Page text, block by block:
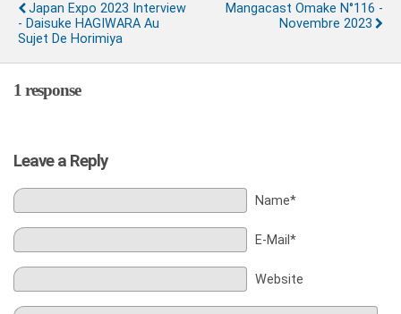
Japan Expo 2023 Interview
- Daisuke HAGIWARA Au
Sujet De Horimiya
Mangacast Omake N°116 -
Novembre 2023
1 response
Leave a Reply
Name*
E-Mail*
Website